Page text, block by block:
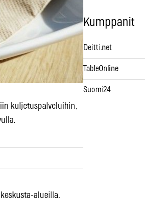
kuljetuspalveluihin,
alueilla.
Kumppanit
Deitti.net
TableOnline
Suomi24